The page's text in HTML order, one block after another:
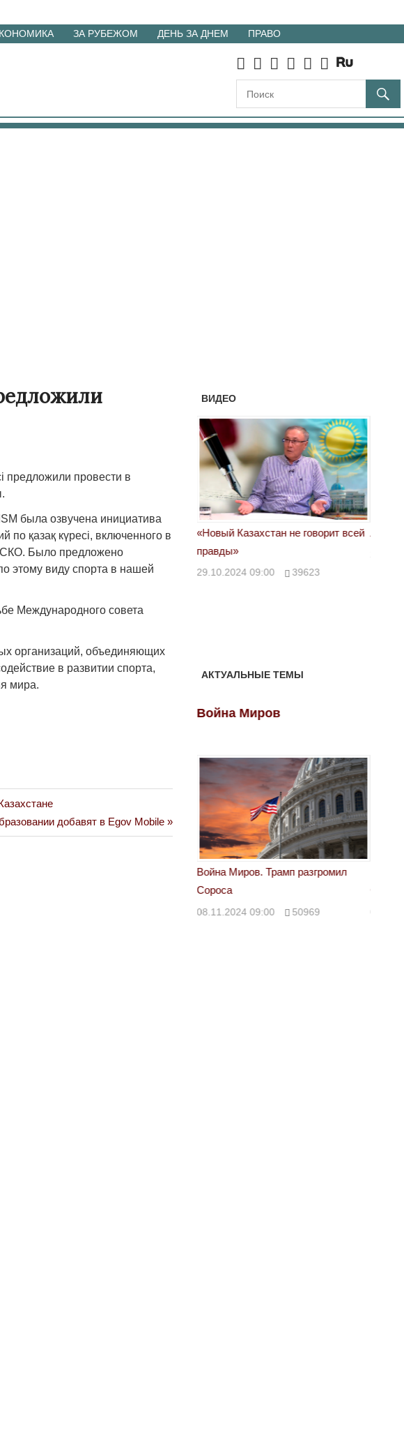
ЗА РУБЕЖОМ ДЕНЬ ЗА ДНЕМ ПРАВО
предложили провести в
была озвучена инициатива
по қазақ күресі, включенного в
Было предложено
этому виду спорта в нашей
Международного совета
организаций, объединяющих
в развитии спорта,
мира.
добавят в Еgov Mobile
ВИДЕО
Странная забастовка в Жанаозене.
Дарига не ждёт конфискации.
Авиакомпании сравнили с
30.10.2024 14:00 28888
«Новый Казахстан не говорит всей
правды»
29.10.2024 09:00 39623
АКТУАЛЬНЫЕ ТЕМЫ
Война Миров
Война Миров. Трамп разгромил
Сороса
08.11.2024 09:00 50969